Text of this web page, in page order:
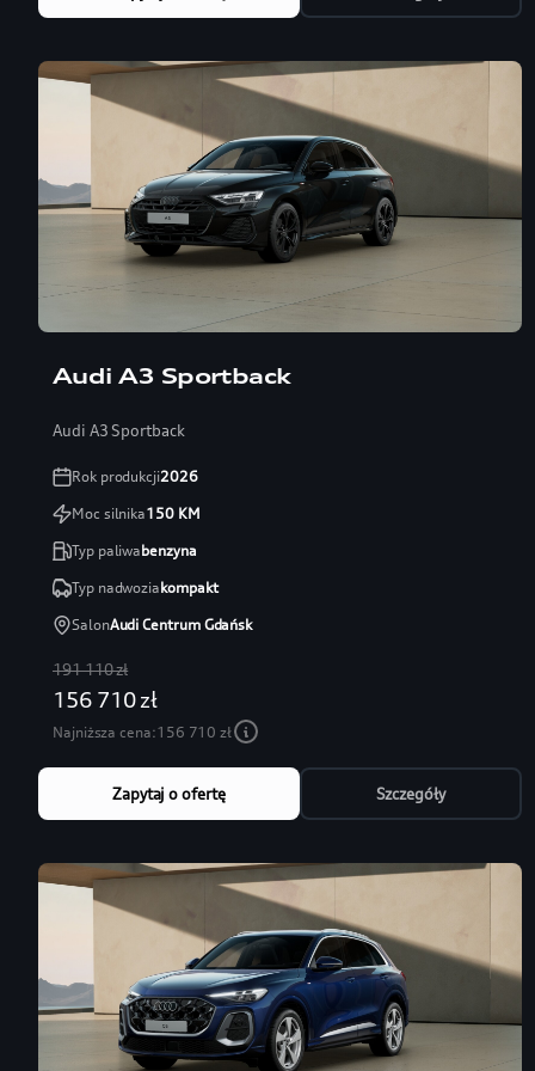
Audi A3 Sportback
Audi A3 Sportback
Rok produkcji2026
Moc silnika150KM
Typ paliwabenzyna
Typ nadwoziakompakt
SalonAudi Centrum Gdańsk
191 110 zł
156 710 zł
Najniższa cena:156 710 zł
Zapytaj o ofertę Szczegóły